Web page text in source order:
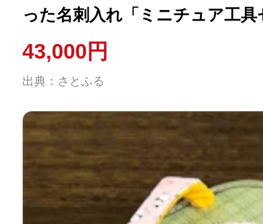
った名刺入れ「ミニチュア工具
43,000円
出典：さとふる